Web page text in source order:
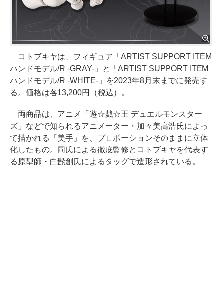
コトブキヤは、フィギュア「ARTIST SUPPORT ITEM
ハンドモデル/R -GRAY-」と「ARTIST SUPPORT ITEM
ハンドモデル/R -WHITE-」を2023年8月末までに発売す
る。価格は各13,200円（税込）。
両商品は、アニメ「遊☆戯☆王 デュエルモンスター
ズ」などで知られるアニメーター・加々美高浩氏によっ
て描かれる「美手」を、プロポーションそのままに立体
化したもの。同氏による徹底監修とコトブキヤを代表す
る原型師・白髭創氏によるタッグで造形されている。